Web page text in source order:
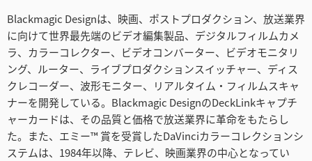
Blackmagic Designは、映画、ポストプロダクション、放送業界
に向けて世界最先端のビデオ編集製品、デジタルフィルムカメ
ラ、カラーコレクター、ビデオコンバーター、ビデオモニタリ
ング、ルーター、ライブプロダクションスイッチャー、ディス
クレコーダー、波形モニター、リアルタイム・フィルムスキャ
ナーを開発している。Blackmagic DesignのDeckLinkキャプチ
ャーカードは、その品質と価格で放送業界に革命をもたらし
た。また、エミー™ 賞を受賞したDaVinciカラーコレクションシ
ステムは、1984年以降、テレビ、映画業界の中心となってい